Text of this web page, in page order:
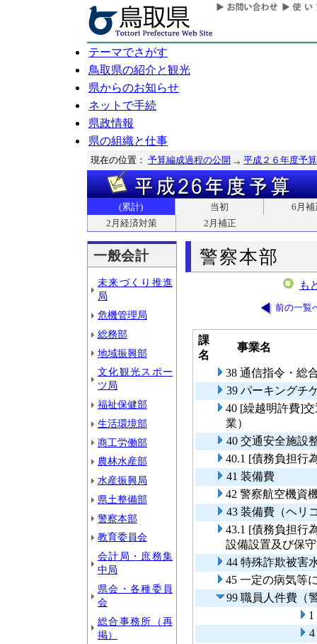
テーマでさがす
鳥取県の紹介と観光
県からのお知らせ
ネットで手続
県政情報
県の組織と仕事
現在の位置： 予算編成過程の公開 平成２６年度予算
(累計) 当初
6月補
2月経済対策
2月補正
一般会計
未来づくり推進
局
危機管理局
総務部
地域振興部
文化観光スポー
ツ局
福祉保健部
生活環境部
商工労働部
農林水産部
水産振興局
県土整備部
警察本部
教育委員会
会計局・庶務集
中局
県会・各種委員
会
総合事務所（再
掲）
警察本部
も
前の一覧
課
名
事業名
38 通信指令・総
39 パーキングチ
40 [繰越明許費]
業）
40 交通安全施設
40.1 [債務負担行
41 装備費
42 警察航空機資
43 装備費（ヘリ
43.1 [債務負担行
設備設置及び保
44 特殊詐欺被害
45 一定の病気等
99 職員人件費（